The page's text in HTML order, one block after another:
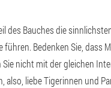
des Bauches die
Bedenken Sie, dass
nicht mit der gleichen
also, liebe Tigerinnen und